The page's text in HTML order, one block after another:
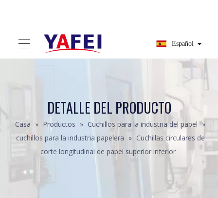
cuchillos para la industria papelera » Cuchillas circulares de
corte longitudinal de papel superior inferior